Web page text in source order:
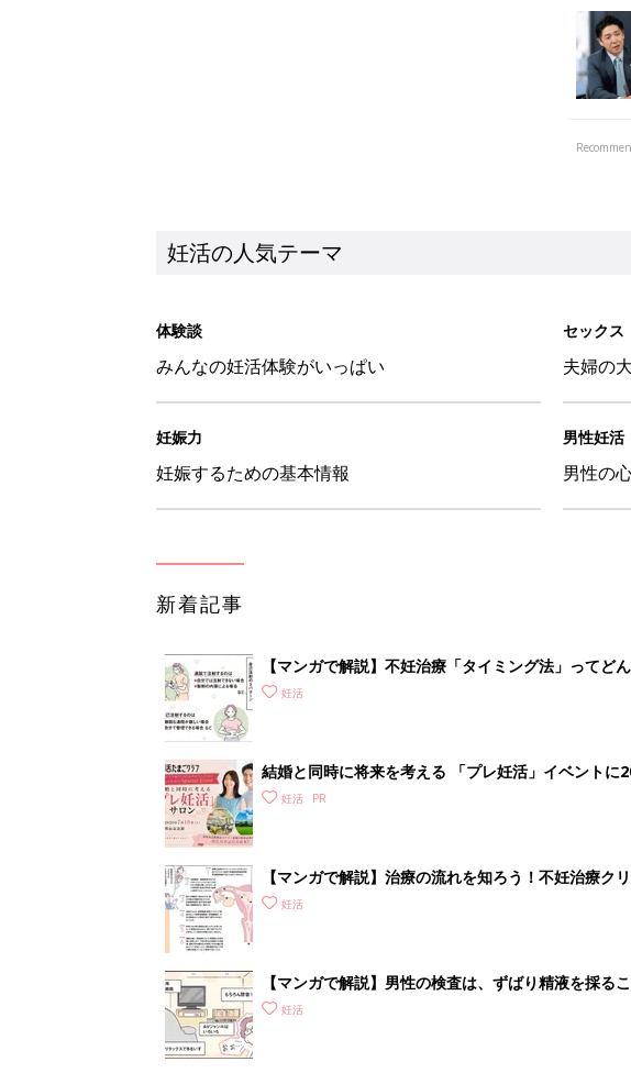
妊活の人気テーマ
体験談
みんなの妊活体験がいっぱい
セックス
夫婦の
妊娠力
妊娠するための基本情報
男性妊活
男性の
新着記事
【マンガで解説】不妊治療「タイミング法」ってど
診ガイドSTEP3
妊活
結婚と同時に将来を考える 「プレ妊活」イベントに
妊活
【マンガで解説】治療の流れを知ろう！不妊治療ク
いて］
妊活
【マンガで解説】男性の検査は、ずばり精液を採る
STEP1［男性が受ける検査編］
妊活